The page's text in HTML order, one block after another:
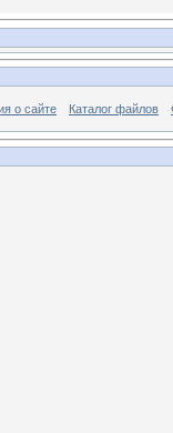
о сайте Каталог файлов